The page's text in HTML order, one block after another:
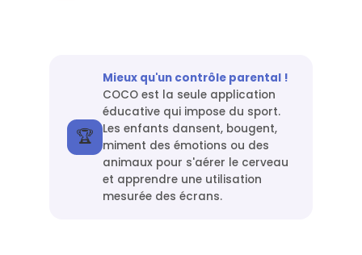
🏆
Mieux qu'un contrôle parental !
COCO est la seule application
éducative qui impose du sport.
Les enfants dansent, bougent,
miment des émotions ou des
animaux pour s'aérer le cerveau
et apprendre une utilisation
mesurée des écrans.